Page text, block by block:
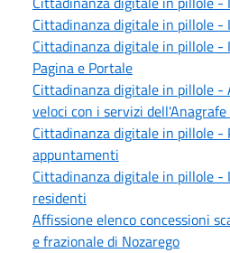
Cittadinanza digitale in pillole -
Cittadinanza digitale in pillole -
Pagina e Portale
Cittadinanza digitale in pillole
veloci con i servizi
Cittadinanza digitale in pillole -
appuntamenti
Cittadinanza digitale in pillole -
residenti
Affissione elenco concessioni
e frazionale di Nozarego